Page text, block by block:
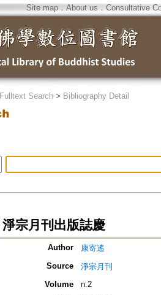
Site map．About us ． Consultative
Fulltext Search > Bibliography Detail
淨宗月刊出版誌慶
Author
康寄遙
Source
淨宗月刊
Volume
n.2